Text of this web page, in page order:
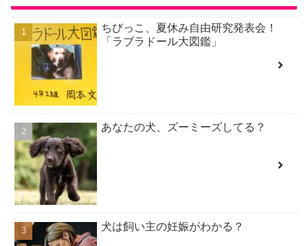
ちびっこ、夏休み自由研究発表会！
「ラブラドール大図鑑」
あなたの犬、ズーミーズしてる？
犬は飼い主の妊娠がわかる？